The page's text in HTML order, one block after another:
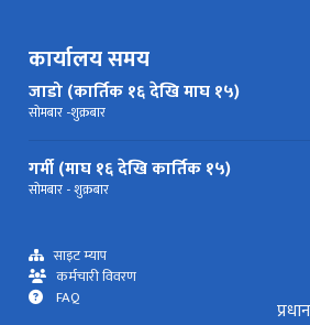
कार्यालय समय
जाडो (कार्तिक १६ देखि माघ १५)
सोमबार -शुक्रबार
गर्मी (माघ १६ देखि कार्तिक १५)
सोमबार - शुक्रबार
साइट म्याप
कर्मचारी विवरण
FAQ